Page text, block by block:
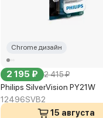
Chrome дизайн
2 195 ₽ 2 415 ₽
Philips SilverVision PY21W
12496SVB2
15 августа